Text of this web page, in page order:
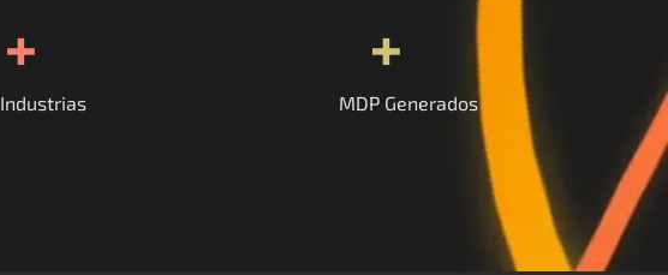
+
Industrias
+
MDP Generados